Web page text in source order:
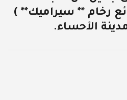
رخام ** سيراميك** )